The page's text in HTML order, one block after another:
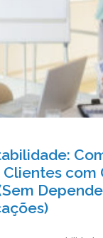
Clientes com